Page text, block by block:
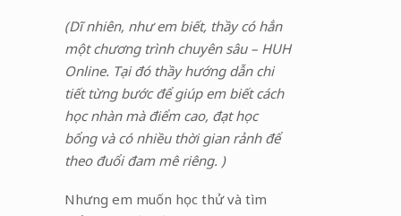
(Dĩ nhiên, như em biết, thầy có hẳn
một chương trình chuyên sâu – HUH
Online. Tại đó thầy hướng dẫn chi
tiết từng bước để giúp em biết cách
học nhàn mà điểm cao, đạt học
bổng và có nhiều thời gian rảnh để
theo đuổi đam mê riêng. )
Nhưng em muốn học thử và tìm